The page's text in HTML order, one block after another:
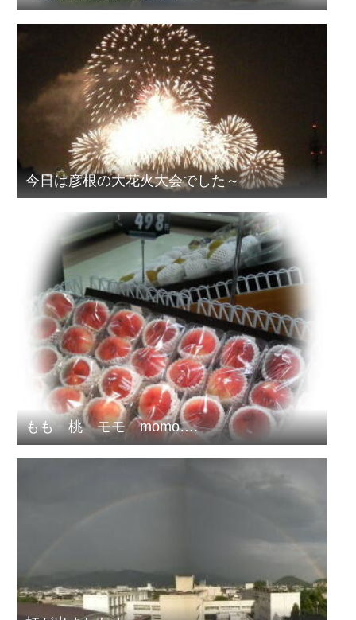
今日は彦根の大花火大会でした～
もも 桃 モモ momo….